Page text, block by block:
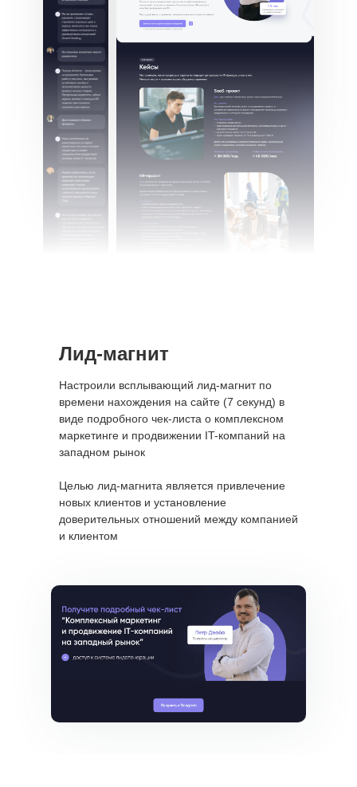
Настроили всплывающий лид-магнит по
времени нахождения на сайте (7 секунд) в
виде подробного чек-листа о комплексном
маркетинге и продвижении IT-компаний на
западном рынок
Целью лид-магнита является привлечение
новых клиентов и установление
доверительных отношений между компанией
и клиентом
Лид-магнит
Санкт-Петербург
пр. Просвещения, 32к1
пр. Чермянский. 7
(Montenegro, Tivat - Porto
Montenegro)